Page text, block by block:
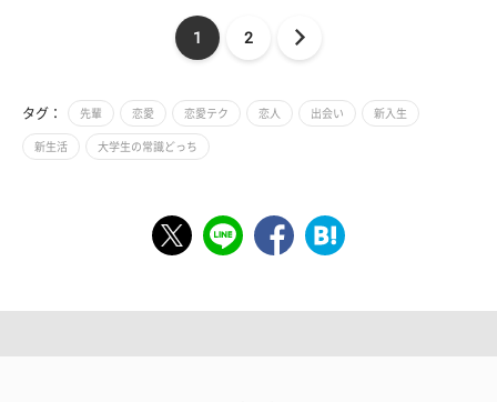
1 2
タグ： 先輩 恋愛 恋愛テク 恋人 出会い 新入生
新生活 大学生の常識どっち